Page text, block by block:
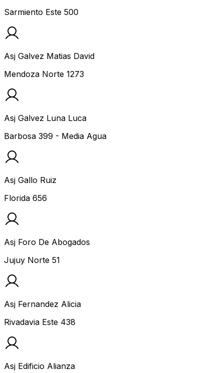
Sarmiento Este 500
Asj Galvez Matias David
Mendoza Norte 1273
Asj Galvez Luna Luca
Barbosa 399 - Media Agua
Asj Gallo Ruiz
Florida 656
Asj Foro De Abogados
Jujuy Norte 51
Asj Fernandez Alicia
Rivadavia Este 438
Asj Edificio Alianza